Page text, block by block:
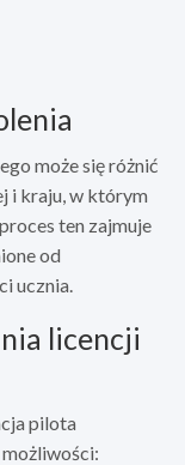
może się różnić
i kraju, w którym
ten zajmuje
od
ucznia.
licencji
pilota